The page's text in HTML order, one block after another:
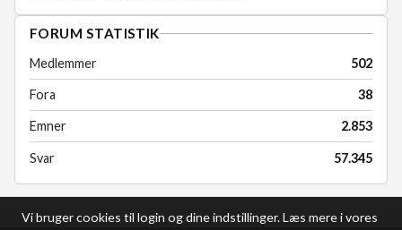
FORUM STATISTIK
Medlemmer 502
Fora 38
Emner 2.853
Svar 57.345
Vi bruger cookies til login og dine indstillinger. Læs mere i vores